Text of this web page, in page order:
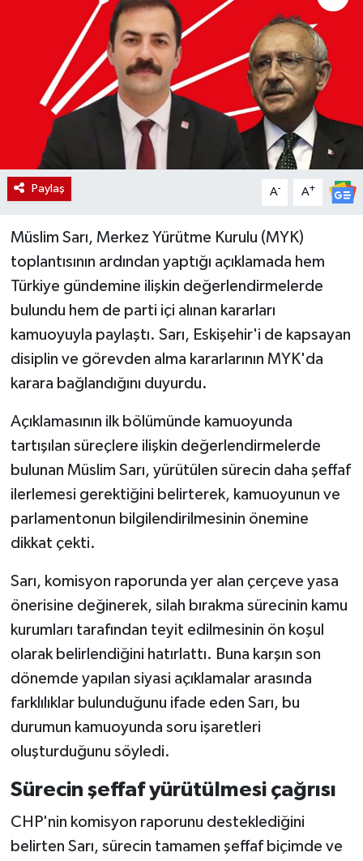
Paylaş A- A+
Müslim Sarı, Merkez Yürütme Kurulu (MYK)
toplantısının ardından yaptığı açıklamada hem
Türkiye gündemine ilişkin değerlendirmelerde
bulundu hem de parti içi alınan kararları
kamuoyuyla paylaştı. Sarı, Eskişehir'i de kapsayan
disiplin ve görevden alma kararlarının MYK'da
karara bağlandığını duyurdu.
Açıklamasının ilk bölümünde kamuoyunda
tartışılan süreçlere ilişkin değerlendirmelerde
bulunan Müslim Sarı, yürütülen sürecin daha şeffaf
ilerlemesi gerektiğini belirterek, kamuoyunun ve
parlamentonun bilgilendirilmesinin önemine
dikkat çekti.
Sarı, komisyon raporunda yer alan çerçeve yasa
önerisine değinerek, silah bırakma sürecinin kamu
kurumları tarafından teyit edilmesinin ön koşul
olarak belirlendiğini hatırlattı. Buna karşın son
dönemde yapılan siyasi açıklamalar arasında
farklılıklar bulunduğunu ifade eden Sarı, bu
durumun kamuoyunda soru işaretleri
oluşturduğunu söyledi.
Sürecin şeffaf yürütülmesi çağrısı
CHP'nin komisyon raporunu desteklediğini
belirten Sarı, sürecin tamamen şeffaf biçimde ve